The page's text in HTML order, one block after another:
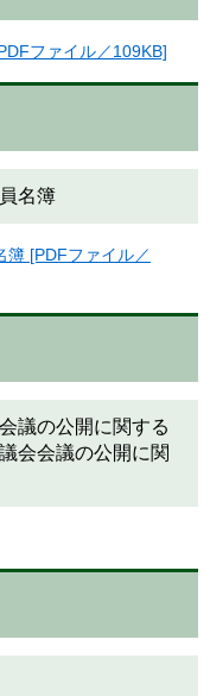
ファイル／109KB]
名簿
簿 [PDFファイル／
議の公開に関する
会会議の公開に関